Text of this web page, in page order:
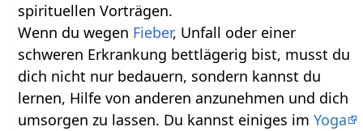
spirituellen Vorträgen.
Wenn du wegen Fieber, Unfall oder einer
schweren Erkrankung bettlägerig bist, musst du
dich nicht nur bedauern, sondern kannst du
lernen, Hilfe von anderen anzunehmen und dich
umsorgen zu lassen. Du kannst einiges imYoga